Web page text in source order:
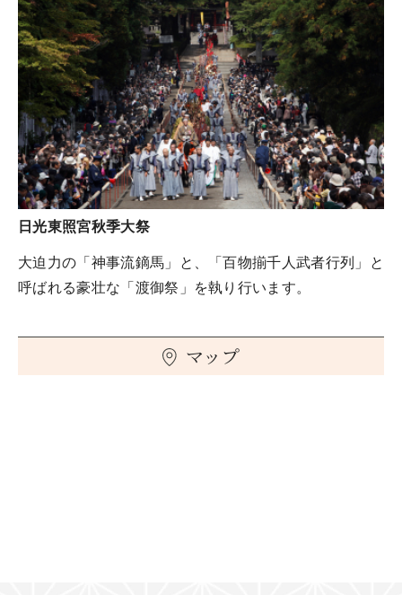
日光東照宮秋季大祭
大迫力の「神事流鏑馬」と、「百物揃千人武者行列」と
呼ばれる豪壮な「渡御祭」を執り行います。
マップ